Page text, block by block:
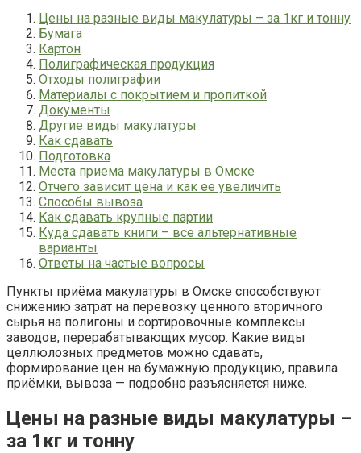
Цены на разные виды макулатуры – за 1кг и тонну
Бумага
Картон
Полиграфическая продукция
Отходы полиграфии
Материалы с покрытием и пропиткой
Документы
Другие виды макулатуры
Как сдавать
Подготовка
Места приема макулатуры в Омске
Отчего зависит цена и как ее увеличить
Способы вывоза
Как сдавать крупные партии
Куда сдавать книги – все альтернативные
варианты
Ответы на частые вопросы
Пункты приёма макулатуры в Омске способствуют
снижению затрат на перевозку ценного вторичного
сырья на полигоны и сортировочные комплексы
заводов, перерабатывающих мусор. Какие виды
целлюлозных предметов можно сдавать,
формирование цен на бумажную продукцию, правила
приёмки, вывоза — подробно разъясняется ниже.
Цены на разные виды макулатуры –
за 1кг и тонну